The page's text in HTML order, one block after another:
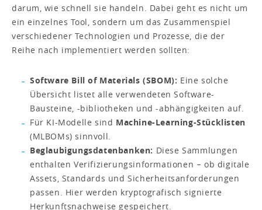
darum, wie schnell sie handeln. Dabei geht es nicht um
ein einzelnes Tool, sondern um das Zusammenspiel
verschiedener Technologien und Prozesse, die der
Reihe nach implementiert werden sollten:
Software Bill of Materials (SBOM): Eine solche
Übersicht listet alle verwendeten Software-
Bausteine, -bibliotheken und -abhängigkeiten auf.
Für KI-Modelle sind Machine-Learning-Stücklisten
(MLBOMs) sinnvoll.
Beglaubigungsdatenbanken: Diese Sammlungen
enthalten Verifizierungsinformationen − ob digitale
Assets, Standards und Sicherheitsanforderungen
passen. Hier werden kryptografisch signierte
Herkunftsnachweise gespeichert.